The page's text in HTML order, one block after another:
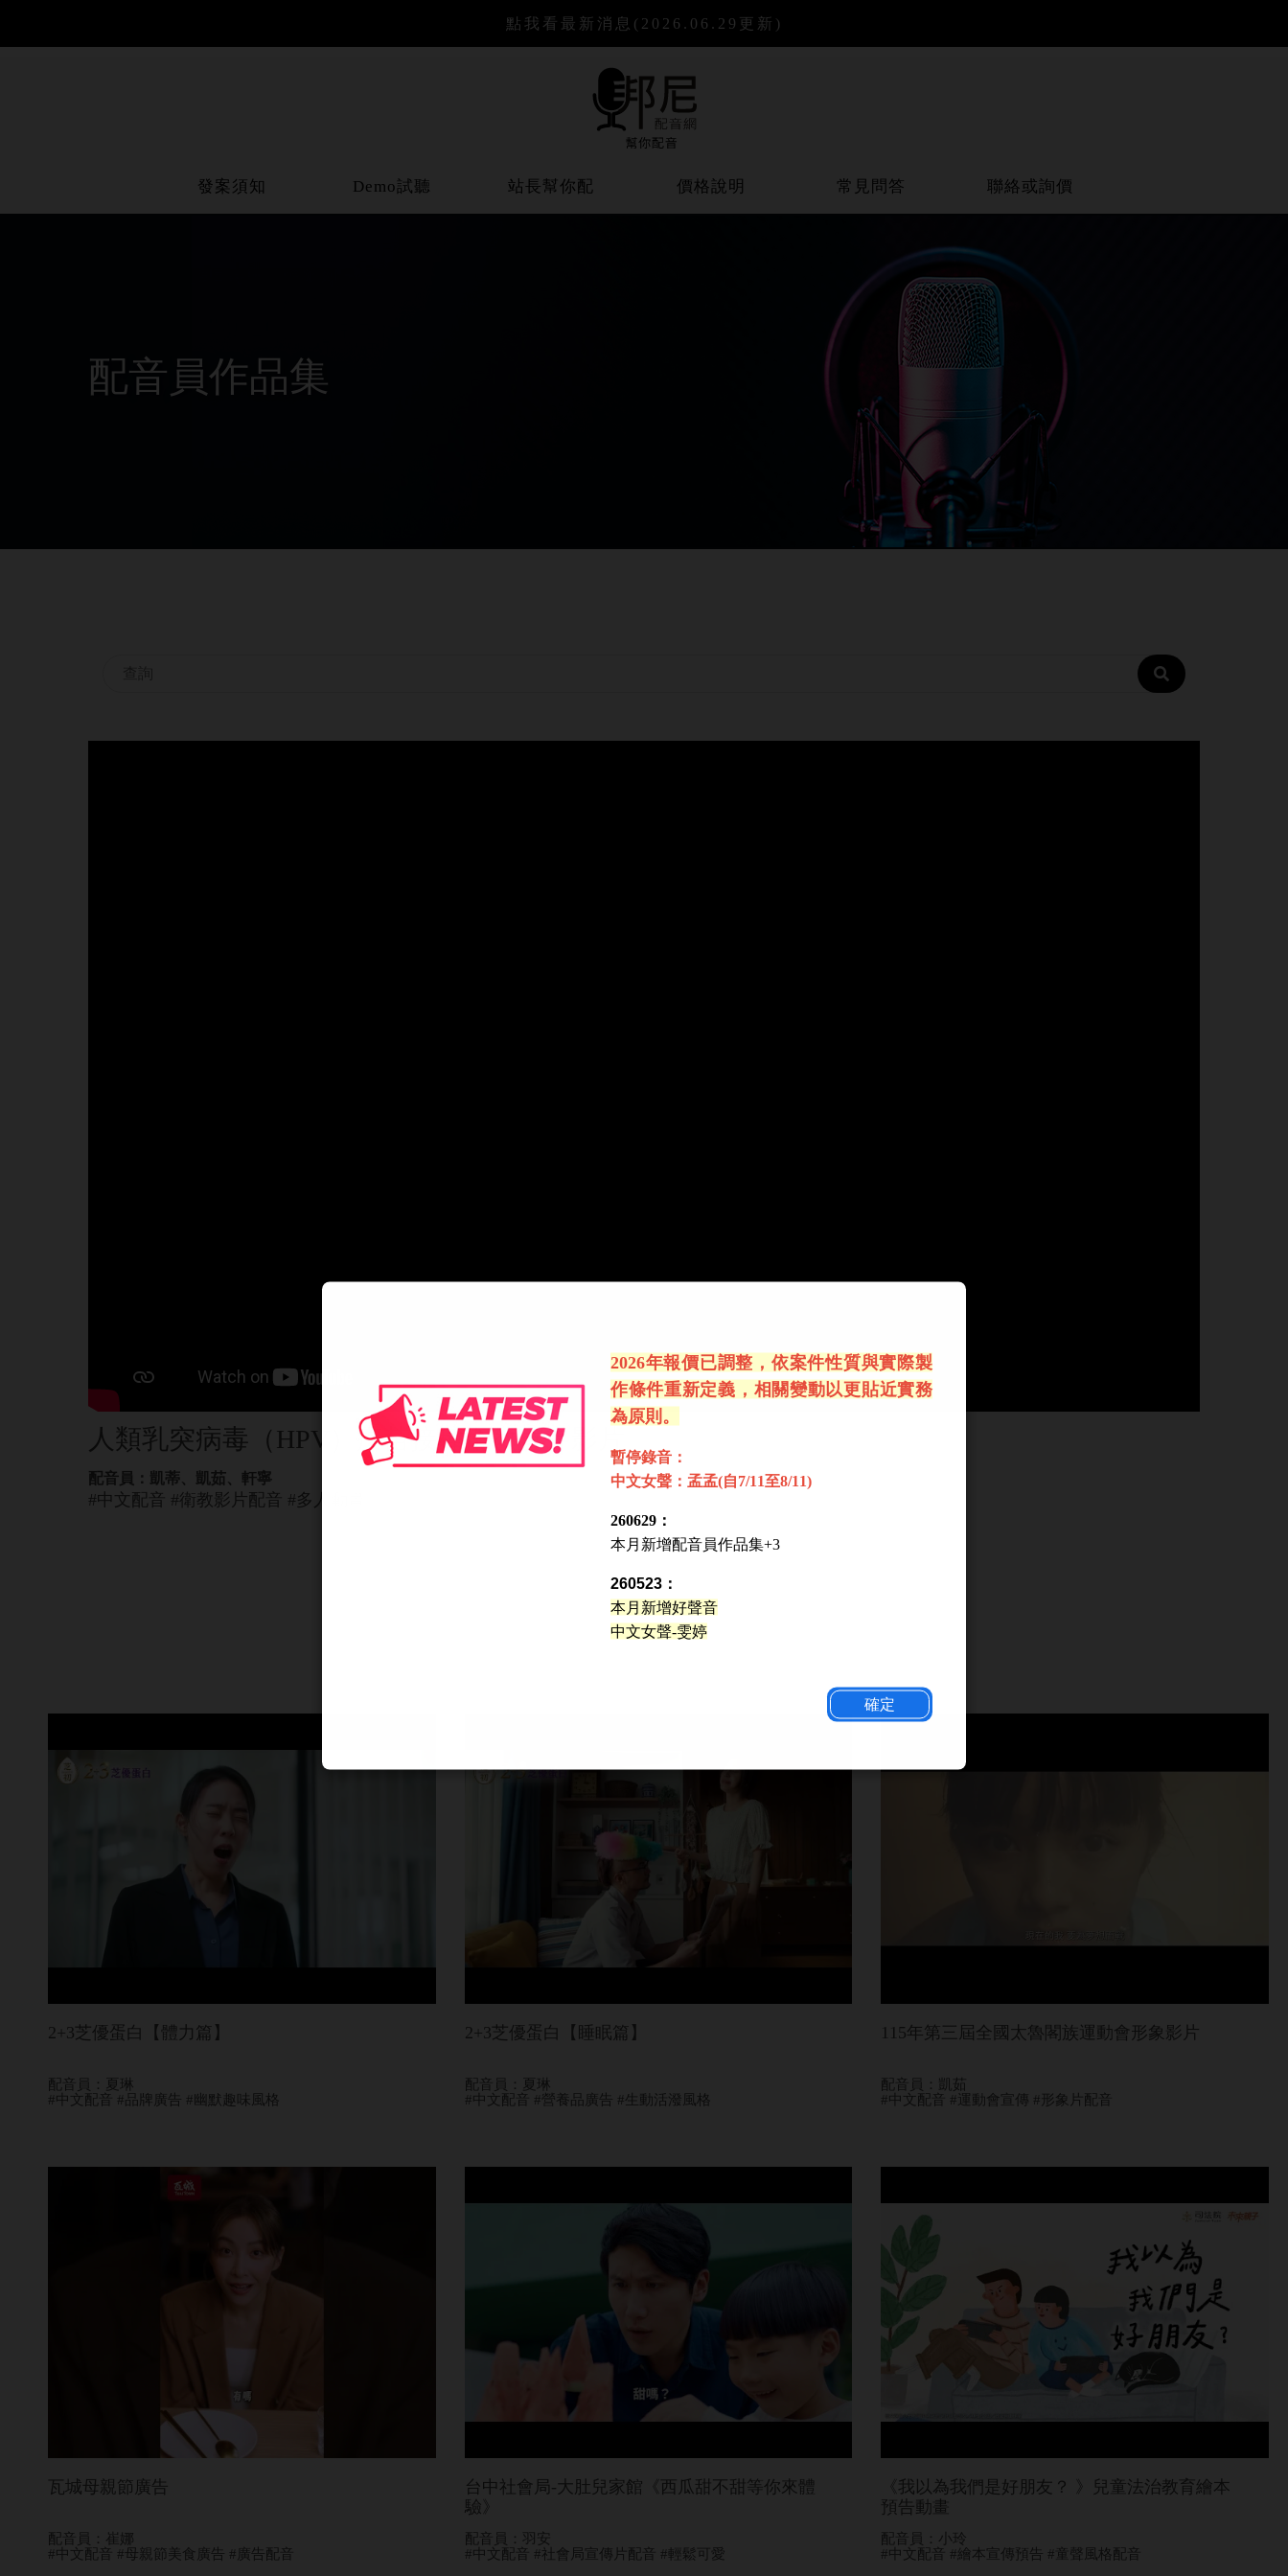
點我看最新消息 (2026.06.29更新)
2026年報價已調整，依案件性質與實際製
作條件重新定義，相關變動以更貼近實務
為原則。
暫停錄音：
中文女聲：孟孟(自7/11至8/11)
260629：
本月新增配音員作品集+3
260523：
本月新增好聲音
中文女聲-雯婷
確定
發案須知 Demo試聽 站長幫你配 價格說明 常見問答 聯絡或詢價
配音員作品集
人類乳突病毒（HPV）疫苗接種衛教宣導影片
配音員：凱蒂、凱茹、軒寧
#中文配音 #衛教影片配音 #多人動畫
2+3芝優蛋白【體力篇】
配音員：夏琳
#中文配音 #品牌廣告 #幽默趣味風格
2+3芝優蛋白【睡眠篇】
配音員：夏琳
#中文配音 #營養品廣告 #生動活潑風格
115年第三屆全國太魯閣族運動會形象影片
配音員：凱茹
#中文配音 #運動會宣傳 #形象片配音
瓦城母親節廣告
配音員：崔娜
#中文配音 #母親節美食廣告 #廣告配音
台中社會局-大肚兒家館《西瓜甜不甜等你來體
驗》
配音員：羽安
#中文配音 #社會局宣傳片配音 #輕鬆可愛
《我以為我們是好朋友？ 》兒童法治教育繪本
預告動畫
配音員：小玲
#中文配音 #繪本宣傳預告 #童聲風格配音